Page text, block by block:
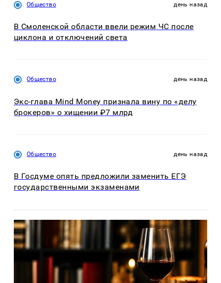
Общество день назад
В Смоленской области ввели режим ЧС после
циклона и отключений света
Общество день назад
Экс-глава Mind Money признала вину по «делу
брокеров» о хищении ₽7 млрд
Общество день назад
В Госдуме опять предложили заменить ЕГЭ
государственными экзаменами